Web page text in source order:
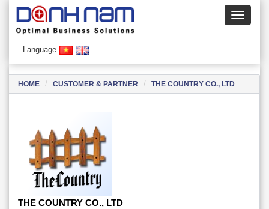
Language
HOME CUSTOMER & PARTNER THE COUNTRY CO., LTD
THE COUNTRY CO., LTD